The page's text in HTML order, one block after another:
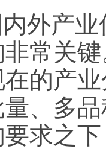
外产
常关
的产
、多
求之